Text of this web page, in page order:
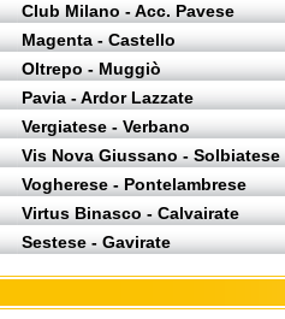
Club Milano - Acc. Pavese
Magenta - Castello
Oltrepo - Muggiò
Pavia - Ardor Lazzate
Vergiatese - Verbano
Vis Nova Giussano - Solbiatese
Vogherese - Pontelambrese
Virtus Binasco - Calvairate
Sestese - Gavirate